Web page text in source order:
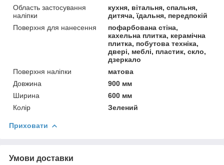
Область застосування
наліпки
кухня, вітальня, спальня,
дитяча, їдальня, передпокій
Поверхня для нанесення
пофарбована стіна,
кахельна плитка, керамічна
плитка, побутова техніка,
двері, меблі, пластик, скло,
дзеркало
Поверхня наліпки
матова
Довжина
900 мм
Ширина
600 мм
Колір
Зелений
Приховати
Умови доставки